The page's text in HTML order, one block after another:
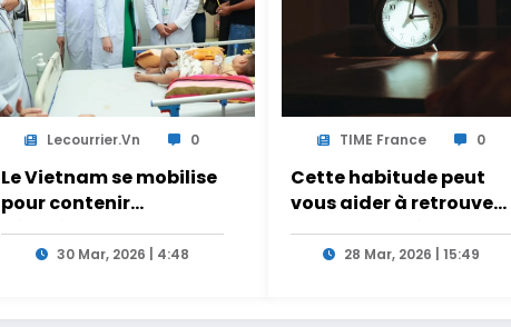
Lecourrier.vn 0
Le Vietnam se mobilise
pour contenir
l’épidémie de main
30 Mar, 2026 | 4:48
TIME France 0
Cette habitude peut
vous aider à retrouver
un sommeil réparateur
28 Mar, 2026 | 15:49